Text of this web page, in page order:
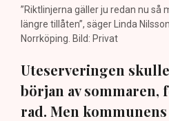
”Riktlinjerna gäller ju redan nu så
längre tillåten”, säger Linda
Norrköping. Bild: Privat
Uteserveringen
början av sommaren,
rad. Men